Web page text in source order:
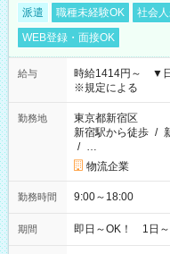
派遣 職種未経験OK 社会
WEB登録・面接OK
給与
時給1414円～ ▼
※規定による
勤務地
東京都新宿区
新宿駅から徒歩 /
/ …
物流企業
勤務時間 9:00～18:00
期間 即日～OK！ 1日～